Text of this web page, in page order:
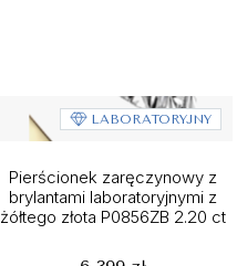
LABORATORYJNY
Pierścionek zaręczynowy z
brylantami laboratoryjnymi z
żółtego złota P0856ZB 2.20 ct